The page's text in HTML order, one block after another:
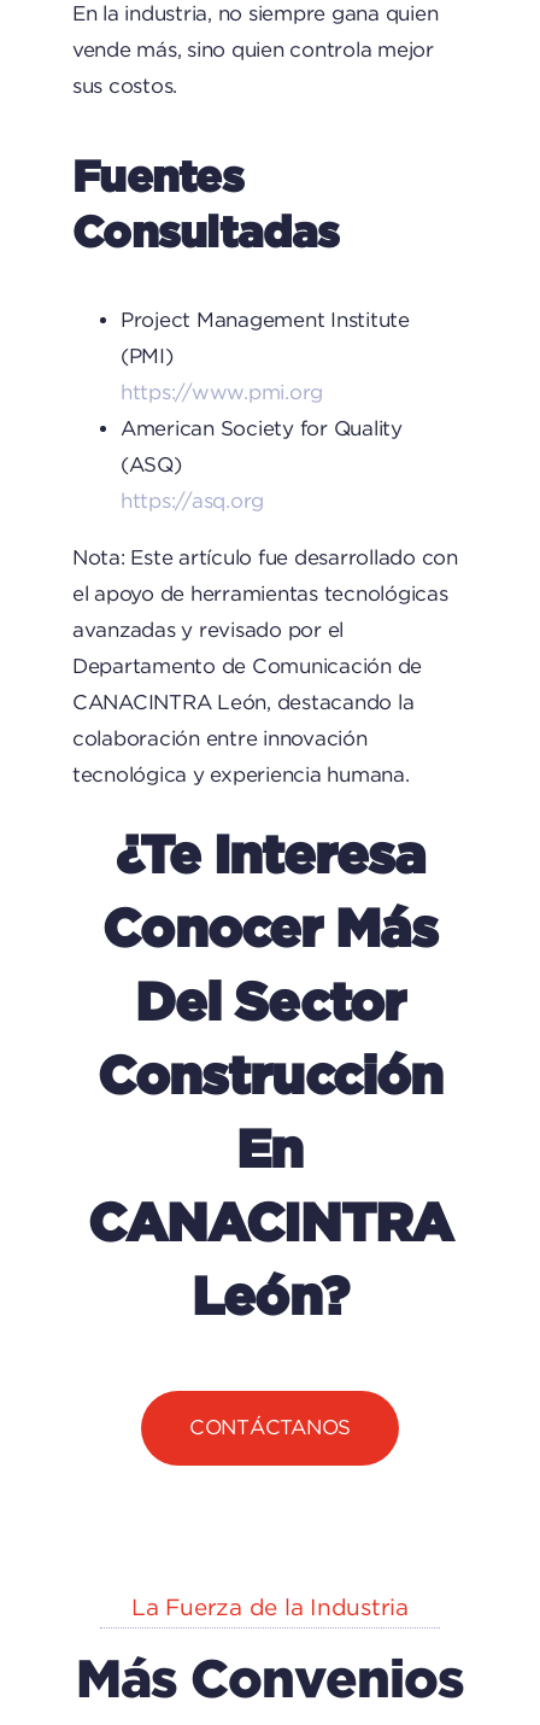
En la industria, no siempre gana quien
vende más, sino quien controla mejor
sus costos.
Fuentes
Consultadas
Project Management Institute
(PMI)
https://www.pmi.org
American Society for Quality
(ASQ)
https://asq.org
Nota: Este artículo fue desarrollado con
el apoyo de herramientas tecnológicas
avanzadas y revisado por el
Departamento de Comunicación de
CANACINTRA León, destacando la
colaboración entre innovación
tecnológica y experiencia humana.
¿Te Interesa
Conocer Más
Del Sector
Construcción
En
CANACINTRA
León?
CONTÁCTANOS
La Fuerza de la Industria
Más Convenios